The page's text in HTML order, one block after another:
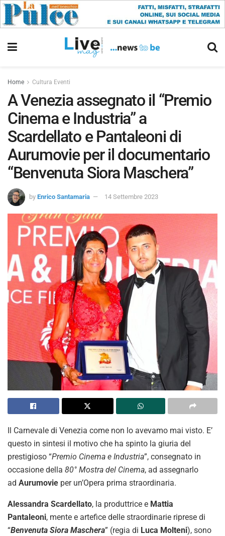
Home Cultura Eventi
A Venezia assegnato il “Premio
Cinema e Industria” a
Scardellato e Pantaleoni di
Aurumovie per il documentario
“Benvenuta Siora Maschera”
by Enrico Santamaria 14 Settembre 2023
Il Carnevale di Venezia come non lo avevamo mai visto. E’
questo in sintesi il motivo che ha spinto la giuria del
prestigioso “Premio Cinema e Industria”, consegnato in
occasione della 80° Mostra del Cinema, ad assegnarlo
ad Aurumovie per un’Opera prima straordinaria.
Alessandra Scardellato, la produttrice e Mattia
Pantaleoni, mente e artefice delle straordinarie riprese di
“Benvenuta Siora Maschera” (regia di Luca Molteni), sono